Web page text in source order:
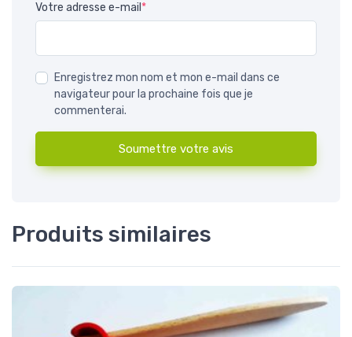
Votre adresse e-mail *
Enregistrez mon nom et mon e-mail dans ce
navigateur pour la prochaine fois que je
commenterai.
Soumettre votre avis
Produits similaires